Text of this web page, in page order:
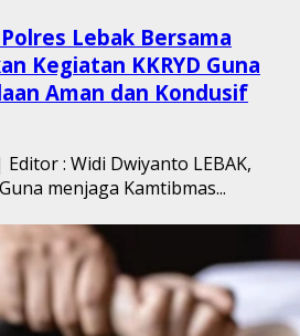
Lebak Bersama
Kegiatan KKRYD Guna
Aman dan Kondusif
: Widi Dwiyanto LEBAK,
menjaga Kamtibmas...